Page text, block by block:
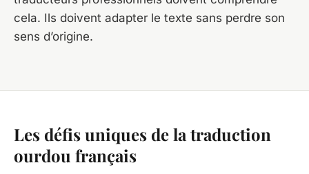
cela. Ils doivent adapter le texte sans perdre son
sens d’origine.
Les défis uniques de la traduction
ourdou français